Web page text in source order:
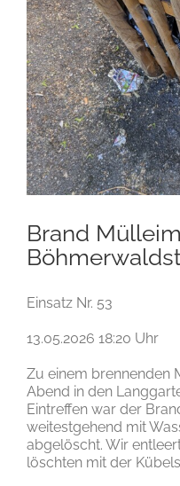
Brand
Einsatz Nr. 53
13.05.2026 18:20 Uhr
Zu einem brennenden
Abend in den
Eintreffen war der
weitestgehend mit
abgelöscht. Wir
löschten mit der